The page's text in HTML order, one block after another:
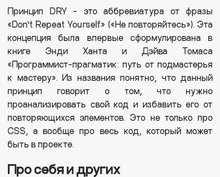
Принцип DRY - это аббревиатура от фразы
«Don’t Repeat Yourself» («Не повторяйтесь»). Эта
концепция была впервые сформулирована в
книге Энди Ханта и Дэйва Томаса
«Программист-прагматик: путь от подмастерья
к мастеру». Из названия понятно, что данный
принцип говорит о том, что нужно
проанализировать свой код и избавить его от
повторяющихся элементов. Это не только про
CSS, а вообще про весь код, который может
быть в проекте.
Про себя и других